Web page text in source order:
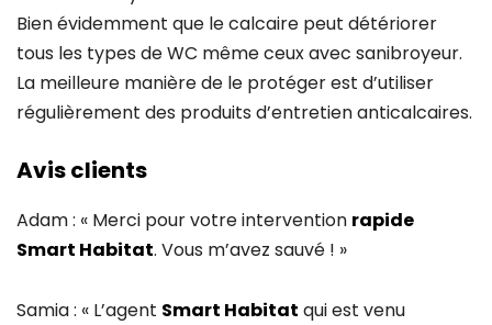
Bien évidemment que le calcaire peut détériorer
tous les types de WC même ceux avec sanibroyeur.
La meilleure manière de le protéger est d’utiliser
régulièrement des produits d’entretien anticalcaires.
Avis clients
Adam : « Merci pour votre intervention rapide
Smart Habitat. Vous m’avez sauvé ! »
Samia : « L’agent Smart Habitat qui est venu